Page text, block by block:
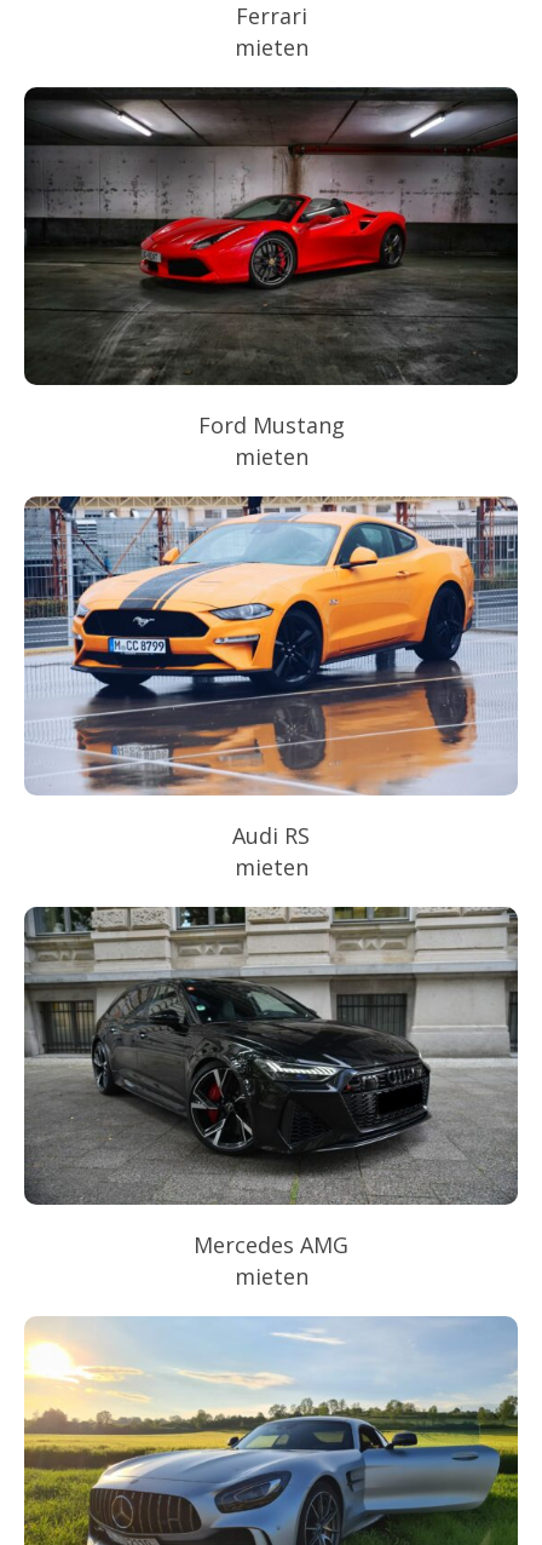
Ferrari
mieten
Ford Mustang
mieten
Audi RS
mieten
Mercedes AMG
mieten